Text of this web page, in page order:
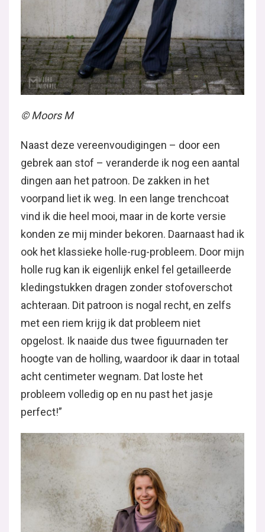
© Moors M
Naast deze vereenvoudigingen – door een
gebrek aan stof – veranderde ik nog een aantal
dingen aan het patroon. De zakken in het
voorpand liet ik weg. In een lange trenchcoat
vind ik die heel mooi, maar in de korte versie
konden ze mij minder bekoren. Daarnaast had ik
ook het klassieke holle-rug-probleem. Door mijn
holle rug kan ik eigenlijk enkel fel getailleerde
kledingstukken dragen zonder stofoverschot
achteraan. Dit patroon is nogal recht, en zelfs
met een riem krijg ik dat probleem niet
opgelost. Ik naaide dus twee figuurnaden ter
hoogte van de holling, waardoor ik daar in totaal
acht centimeter wegnam. Dat loste het
probleem volledig op en nu past het jasje
perfect!”